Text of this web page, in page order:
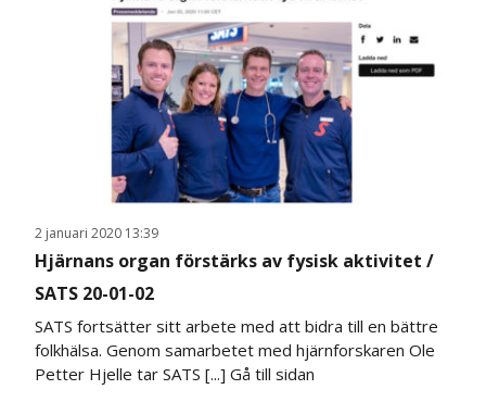
2 januari 2020 13:39
Hjärnans organ förstärks av fysisk aktivitet /
SATS 20-01-02
SATS fortsätter sitt arbete med att bidra till en bättre
folkhälsa. Genom samarbetet med hjärnforskaren Ole
Petter Hjelle tar SATS [...] Gå till sidan